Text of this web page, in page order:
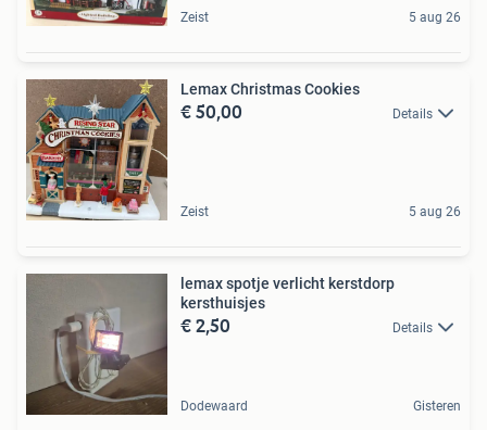
Zeist 5 aug 26
Lemax Christmas Cookies
€ 50,00 Details
Zeist 5 aug 26
lemax spotje verlicht kerstdorp
kersthuisjes
€ 2,50 Details
Dodewaard Gisteren